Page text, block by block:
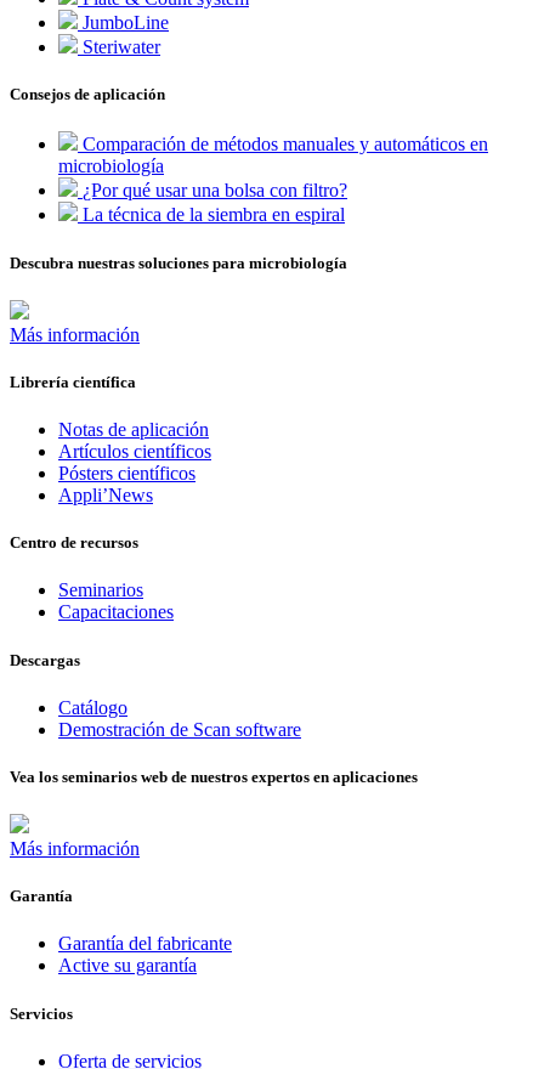
JumboLine
Steriwater
Consejos de aplicación
Comparación de métodos manuales y automáticos en
microbiología
¿Por qué usar una bolsa con filtro?
La técnica de la siembra en espiral
Descubra nuestras soluciones para microbiología
Más información
Librería científica
Notas de aplicación
Artículos científicos
Pósters científicos
Appli’News
Centro de recursos
Seminarios
Capacitaciones
Descargas
Catálogo
Demostración de Scan software
Vea los seminarios web de nuestros expertos en aplicaciones
Más información
Garantía
Garantía del fabricante
Active su garantía
Servicios
Oferta de servicios